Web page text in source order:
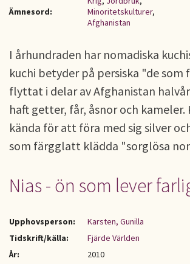
Ämnesord:
Minoritetskulturer,
Afghanistan
I århundraden har nomadiska
kuchi betyder på persiska "de
flyttat i delar av Afghanistan
haft getter, får, åsnor och kameler.
kända för att föra med sig silver
som färgglatt klädda "sorglösa
Nias - ön som lever
Upphovsperson:
Karsten, Gunilla
Tidskrift/källa:
Fjärde Världen
År:
2010